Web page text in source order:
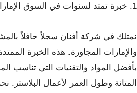
1. خبرة تمتد لسنوات في السوق الإماراتي:
نمتلك في شركة أفنان سجلاً حافلاً
والإمارات المجاورة. هذه الخبرة
بأفضل المواد والتقنيات التي تناسب
المتانة وطول العمر لأعمال البلاستر.